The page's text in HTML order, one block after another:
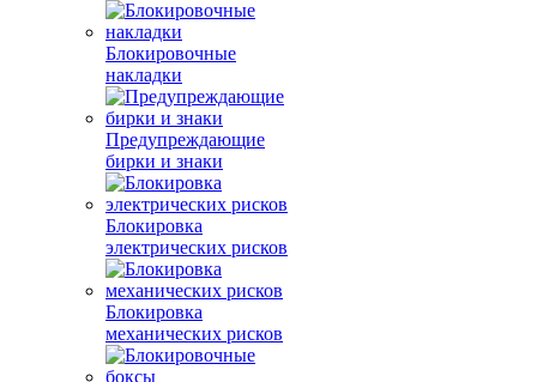
Блокировочные
накладки
Предупреждающие
бирки и знаки
Блокировка
электрических рисков
Блокировка
механических рисков